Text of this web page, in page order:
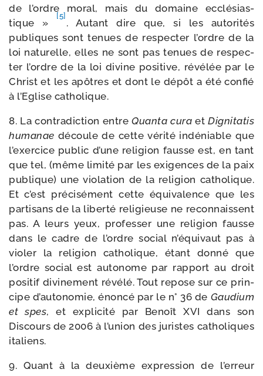
de l’ordre moral, mais du domaine ecclé­sias­
tique »
[5]
. Autant dire que, si les auto­ri­tés
publiques sont tenues de res­pec­ter l’ordre de la
loi natu­relle, elles ne sont pas tenues de res­pec­
ter l’ordre de la loi divine posi­tive, révé­lée par le
Christ et les apôtres et dont le dépôt a été confié
à l’Eglise catholique.
8. La contra­dic­tion entre Quanta cura et Dignitatis
huma­nae découle de cette véri­té indé­niable que
l’exercice public d’une reli­gion fausse est, en tant
que tel, (même limi­té par les exi­gences de la paix
publique) une vio­la­tion de la reli­gion catho­lique.
Et c’est pré­ci­sé­ment cette équi­va­lence que les
par­ti­sans de la liber­té reli­gieuse ne recon­naissent
pas. A leurs yeux, pro­fes­ser une reli­gion fausse
dans le cadre de l’ordre social n’équivaut pas à
vio­ler la reli­gion catho­lique, étant don­né que
l’ordre social est auto­nome par rap­port au droit
posi­tif divi­ne­ment révé­lé. Tout repose sur ce prin­
cipe d’autonomie, énon­cé par le n° 36 de Gaudium
et spes, et expli­ci­té par Benoît XVI dans son
Discours de 2006 à l’union des juristes catho­liques
italiens.
9. Quant à la deuxième expres­sion de l’erreur